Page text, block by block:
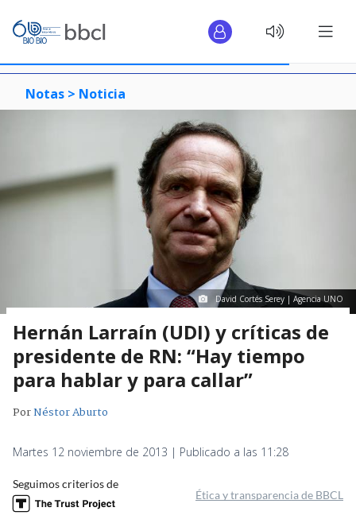
Notas > Noticia
David Cortés Serey | Agencia UNO
Hernán Larraín (UDI) y críticas de
presidente de RN: “Hay tiempo
para hablar y para callar”
PorNéstor Aburto
Martes 12 noviembre de 2013 | Publicado a las 11:28
Seguimos criterios de
Ética y transparencia de BBCL